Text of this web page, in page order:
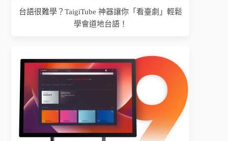
台語很難學？TaigiTube 神器讓你「看臺劇」輕鬆
學會道地台語！